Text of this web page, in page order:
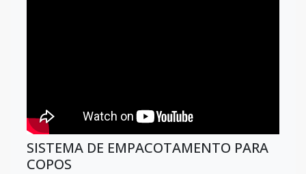
SISTEMA DE EMPACOTAMENTO PARA
COPOS